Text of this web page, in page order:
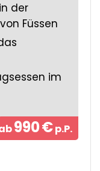
der
Füssen
im
990€p.P.